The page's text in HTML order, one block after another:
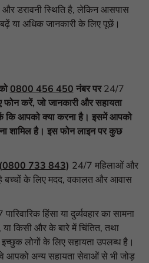
डरावनी स्थिति है, लेकिन आसपास
या अधिक जानकारी के लिए पूछें।
0800 456 450 नंबर पर 24/7
फोन करें, जो जानकारी और सहायता
कि आपको क्याकरना है। इसमेंआपको
शामिल है। इस फोन लाइन पर कुछ
0800 733 843) 24/7 महिलाओं और
बच्चों के लिए मदद, वकालत और आवास
पारिवारिक हिंसा या दुर्व्यवहार का सामना
या किसी और के बारे में चिंतित, तथा
लोगों के लिए सहायता उपलब्ध है।
आपको अन्य सहायता सेवाओं से भी जोड़